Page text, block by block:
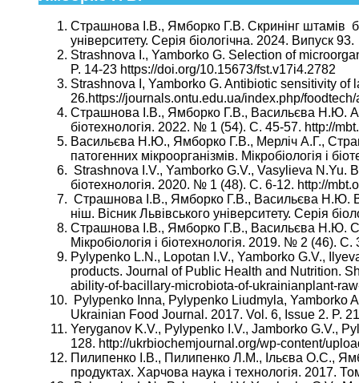
Страшнова І.В., Ямборко Г.В. Скринінг штамів
університету. Серія біологічна. 2024. Випуск 93.
Strashnova І., Yamborko G. Selection of
P. 14-23 https://doi.org/10.15673/fst.v17i4.2782
Strashnova І, Yamborko G. Antibiotic sensitivity
26.https://journals.ontu.edu.ua/index.php/
Страшнова І.В., Ямборко Г.В., Васильєва Н.Ю.
біотехнологія. 2022. № 1 (54). С. 45-57. http://
Васильєва Н.Ю., Ямборко Г.В., Мерліч А.Г.,
патогенних мікроорганізмів. Мікробіологія і
Strashnova І.V., Yamborko G.V., Vasylieva N.Yu.
біотехнологія. 2020. № 1 (48). С. 6-12. http://
Страшнова І.В., Ямборко Г.В., Васильєва Н.Ю.
ніш. Вісник Львівського університету. Серія
Страшнова І.В., Ямборко Г.В., Васильєва Н.Ю.
Мікробіологія і біотехнологія. 2019. № 2 (46).
Pylypenko L.N., Lopotan I.V., Yamborko G.V.,
products. Journal of Public Health and Nutrition.
ability-of-bacillary-microbiota-of-ukrainianplant-
Pylypenko Inna, Pylypenko Liudmyla, Yamborko
Ukrainian Food Journal. 2017. Vol. 6, Issue 2. P.
Yeryganov K.V., Pylypenko I.V., Jamborko G.V.,
128. http://ukrbiochemjournal.org/wp-content/
Пилипенко І.В., Пилипенко Л.М., Ільєва О.С.,
продуктах. Харчова наука і технологія. 2017.